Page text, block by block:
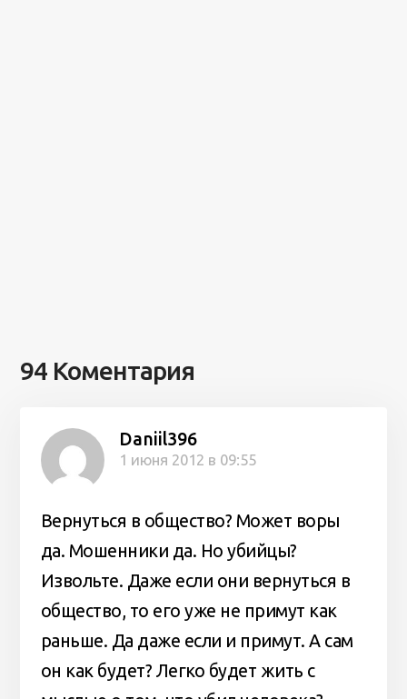
94 Коментария
Daniil396
1 июня 2012 в 09:55
Вернуться в общество? Может воры
да. Мошенники да. Но убийцы?
Извольте. Даже если они вернуться в
общество, то его уже не примут как
раньше. Да даже если и примут. А сам
он как будет? Легко будет жить с